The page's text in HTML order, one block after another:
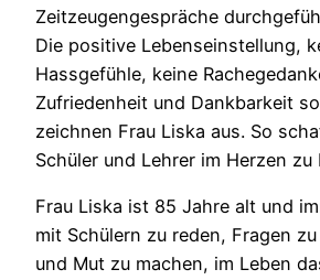
Zeitzeugengespräche
Die positive Lebenseinstellung,
Hassgefühle, keine
Zufriedenheit und Dankbarkeit
zeichnen Frau Liska aus. So
Schüler und Lehrer im Herzen zu
Frau Liska ist 85 Jahre alt und
mit Schülern zu reden, Fragen
und Mut zu machen, im Leben